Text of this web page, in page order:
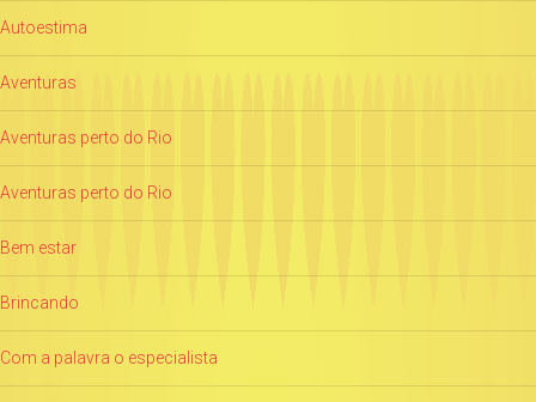
Autoestima
Aventuras
Aventuras perto do Rio
Aventuras perto do Rio
Bem estar
Brincando
Com a palavra o especialista